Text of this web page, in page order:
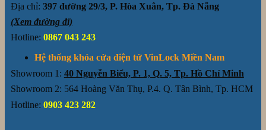
Địa chỉ: 397 đường 29/3, P. Hòa Xuân, Tp. Đà Nẵng
(Xem đường đi)
Hotline: 0867 043 243
Hệ thống khóa cửa điện tử VinLock Miền Nam
Showroom 1: 40 Nguyễn Biểu, P. 1, Q. 5, Tp. Hồ Chí Minh
Showroom 2: 564 Hoàng Văn Thụ, P.4. Q. Tân Bình, Tp. HCM
Hotline: 0903 423 282